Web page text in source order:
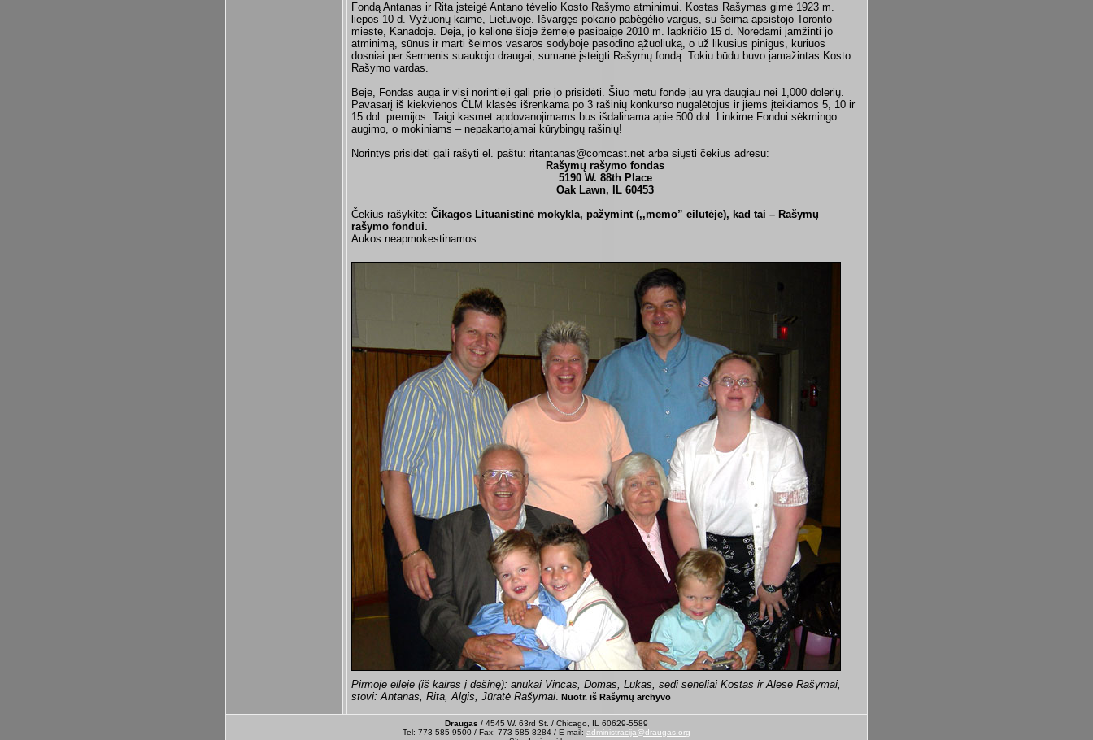
Fondą Antanas ir Rita įsteigė Antano tėvelio Kosto Rašymo atminimui. Kostas Rašymas gimė 1923 m.
liepos 10 d. Vyžuonų kaime, Lietuvoje. Išvargęs pokario pabėgėlio vargus, su šeima apsistojo Toronto
mieste, Kanadoje. Deja, jo kelionė šioje žemėje pasibaigė 2010 m. lapkričio 15 d. Norėdami įamžinti jo
atminimą, sūnus ir marti šeimos vasaros sodyboje pasodino ąžuoliuką, o už likusius pinigus, kuriuos
dosniai per šermenis suaukojo draugai, sumanė įsteigti Rašymų fondą. Tokiu būdu buvo įamažintas Kosto
Rašymo vardas.
Beje, Fondas auga ir visi norintieji gali prie jo prisidėti. Šiuo metu fonde jau yra daugiau nei 1,000 dolerių.
Pavasarį iš kiekvienos ČLM klasės išrenkama po 3 rašinių konkurso nugalėtojus ir jiems įteikiamos 5, 10 ir
15 dol. premijos. Taigi kasmet apdovanojimams bus išdalinama apie 500 dol. Linkime Fondui sėkmingo
augimo, o mokiniams – nepakartojamai kūrybingų rašinių!
Norintys prisidėti gali rašyti el. paštu: ritantanas@comcast.net arba siųsti čekius adresu:
Rašymų rašymo fondas
5190 W. 88th Place
Oak Lawn, IL 60453
Čekius rašykite: Čikagos Lituanistinė mokykla, pažymint (,,memo” eilutėje), kad tai – Rašymų
rašymo fondui.
Aukos neapmokestinamos.
Pirmoje eilėje (iš kairės į dešinę): anūkai Vincas, Domas, Lukas, sėdi seneliai Kostas ir Alese Rašymai,
stovi: Antanas, Rita, Algis, Jūratė Rašymai. Nuotr. iš Rašymų archyvo
Draugas / 4545 W. 63rd St. / Chicago, IL 60629-5589
Tel: 773-585-9500 / Fax: 773-585-8284 / E-mail: administracija@draugas.org